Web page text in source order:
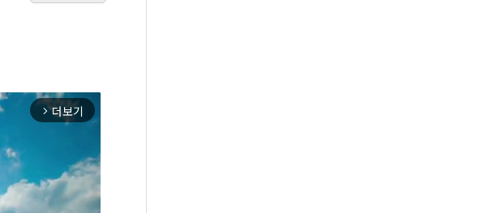
arrow_forward_ios 더보기